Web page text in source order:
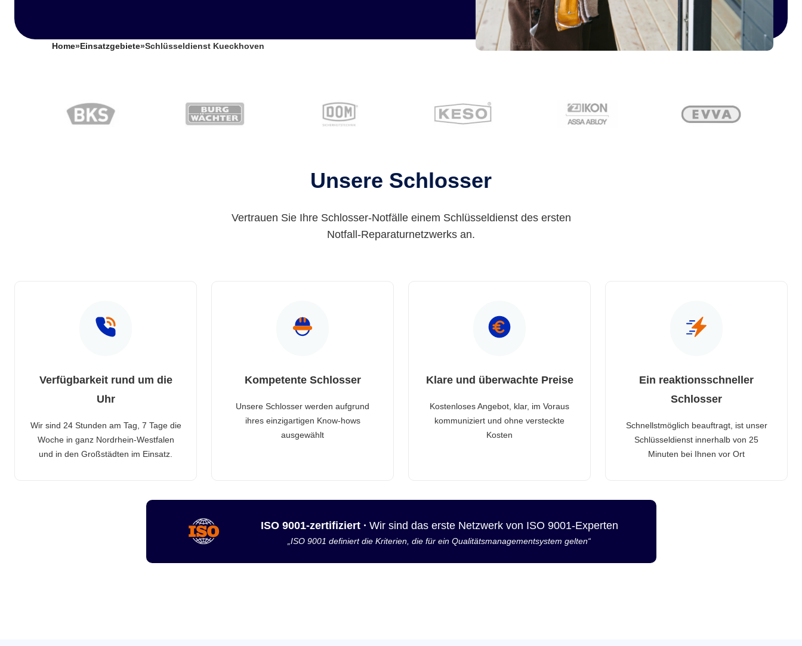
Home» Einsatzgebiete»Schlüsseldienst Kueckhoven
Unsere Schlosser
Vertrauen Sie Ihre Schlosser-Notfälle einem Schlüsseldienst des ersten
Notfall-Reparaturnetzwerks an.
Verfügbarkeit rund um die
Uhr
Wir sind 24 Stunden am Tag, 7 Tage die
Woche in ganz Nordrhein-Westfalen
und in den Großstädten im Einsatz.
Kompetente Schlosser
Unsere Schlosser werden aufgrund
ihres einzigartigen Know-hows
ausgewählt
Klare und überwachte Preise
Kostenloses Angebot, klar, im Voraus
kommuniziert und ohne versteckte
Kosten
Ein reaktionsschneller
Schlosser
Schnellstmöglich beauftragt, ist unser
Schlüsseldienst innerhalb von 25
Minuten bei Ihnen vor Ort
ISO 9001-zertifiziert · Wir sind das erste Netzwerk von ISO 9001-Experten
„ISO 9001 definiert die Kriterien, die für ein Qualitätsmanagementsystem gelten“